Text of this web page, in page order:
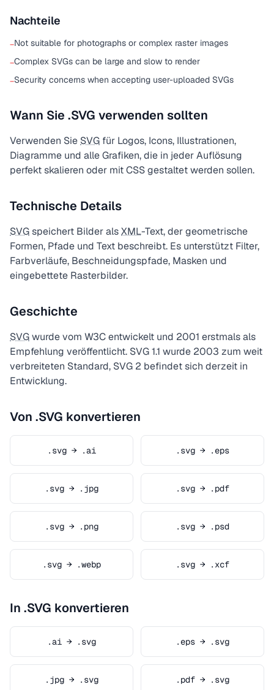
Nachteile
−Not suitable for photographs or complex raster images
−Complex SVGs can be large and slow to render
−Security concerns when accepting user-uploaded SVGs
Wann Sie .SVG verwenden sollten
Verwenden Sie SVG für Logos, Icons, Illustrationen,
Diagramme und alle Grafiken, die in jeder Auflösung
perfekt skalieren oder mit CSS gestaltet werden sollen.
Technische Details
SVGspeichert Bilder alsXML-Text, der geometrische
Formen, Pfade und Text beschreibt. Es unterstützt Filter,
Farbverläufe, Beschneidungspfade, Masken und
eingebettete Rasterbilder.
Geschichte
SVGwurde vom W3C entwickelt und 2001 erstmals als
Empfehlung veröffentlicht. SVG 1.1 wurde 2003 zum weit
verbreiteten Standard, SVG 2 befindet sich derzeit in
Entwicklung.
Von .SVG konvertieren
.svg → .ai .svg → .eps
.svg → .jpg .svg → .pdf
.svg → .png .svg → .psd
.svg → .webp .svg → .xcf
In .SVG konvertieren
.ai → .svg .eps → .svg
.jpg → .svg .pdf → .svg